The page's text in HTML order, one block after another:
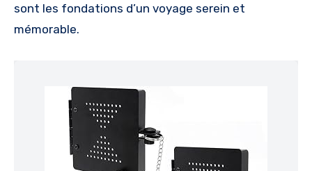
sont les fondations d’un voyage serein et
mémorable.